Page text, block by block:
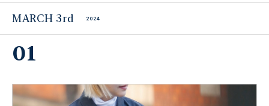
MARCH 3rd 2024
01